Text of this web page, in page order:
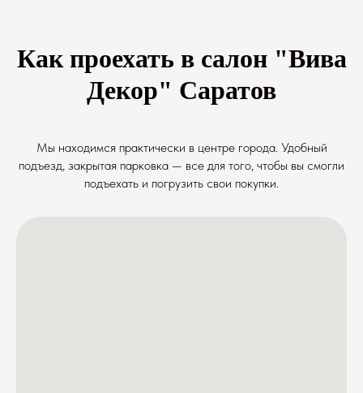
Как проехать в салон "Вива
Декор" Саратов
Мы находимся практически в центре города. Удобный
подъезд, закрытая парковка — все для того, чтобы вы смогли
подъехать и погрузить свои покупки.